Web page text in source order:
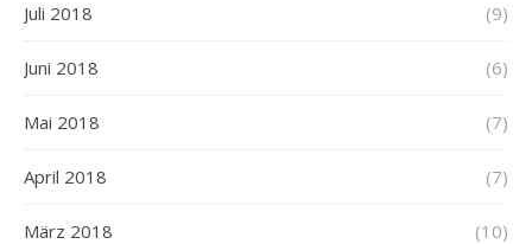
Juli 2018 (9)
Juni 2018 (6)
Mai 2018 (7)
April 2018 (7)
März 2018 (10)